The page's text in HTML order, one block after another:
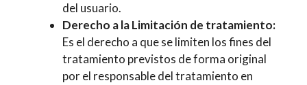
del usuario.
Derecho a la Limitación de tratamiento:
Es el derecho a que se limiten los fines del
tratamiento previstos de forma original
por el responsable del tratamiento en